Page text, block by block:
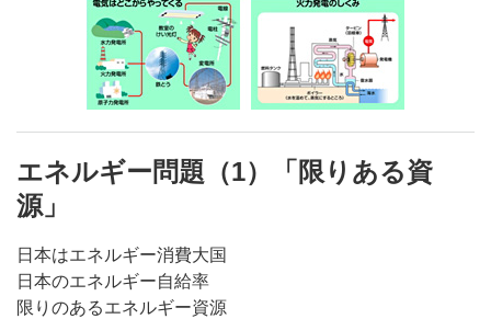
エネルギー問題（1）「限りある資
源」
日本はエネルギー消費大国
日本のエネルギー自給率
限りのあるエネルギー資源